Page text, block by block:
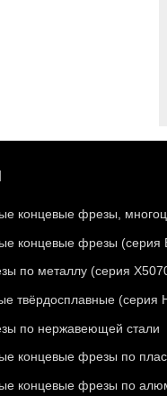
концевые фрезы,
концевые фрезы (серия
по металлу (серия
твёрдосплавные (серия
по нержавеющей стали
концевые фрезы по
концевые фрезы по